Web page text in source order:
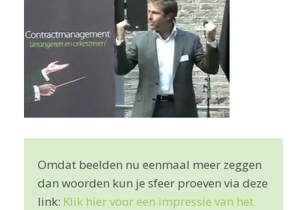
Omdat beelden nu eenmaal meer zeggen
dan woorden kun je sfeer proeven via deze
link: Klik hier voor een impressie van het